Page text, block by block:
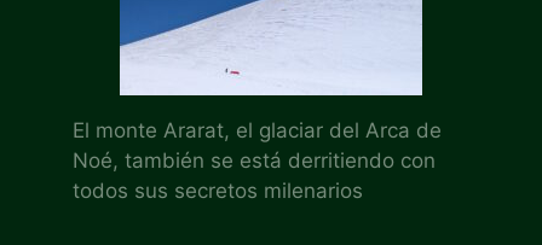
El monte Ararat, el glaciar del Arca de
Noé, también se está derritiendo con
todos sus secretos milenarios